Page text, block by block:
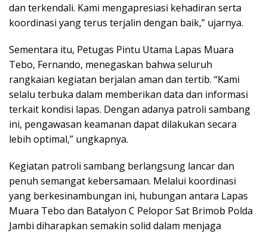
dan terkendali. Kami mengapresiasi kehadiran serta
koordinasi yang terus terjalin dengan baik,” ujarnya.
Sementara itu, Petugas Pintu Utama Lapas Muara
Tebo, Fernando, menegaskan bahwa seluruh
rangkaian kegiatan berjalan aman dan tertib. “Kami
selalu terbuka dalam memberikan data dan informasi
terkait kondisi lapas. Dengan adanya patroli sambang
ini, pengawasan keamanan dapat dilakukan secara
lebih optimal,” ungkapnya.
Kegiatan patroli sambang berlangsung lancar dan
penuh semangat kebersamaan. Melalui koordinasi
yang berkesinambungan ini, hubungan antara Lapas
Muara Tebo dan Batalyon C Pelopor Sat Brimob Polda
Jambi diharapkan semakin solid dalam menjaga